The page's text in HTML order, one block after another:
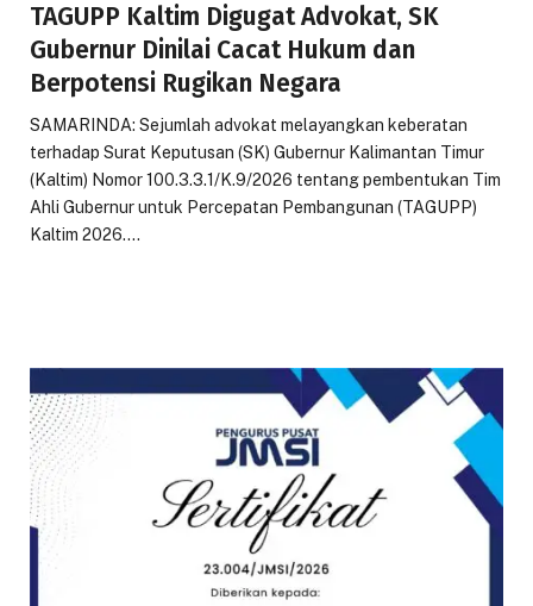
TAGUPP Kaltim Digugat Advokat, SK
Gubernur Dinilai Cacat Hukum dan
Berpotensi Rugikan Negara
SAMARINDA: Sejumlah advokat melayangkan keberatan
terhadap Surat Keputusan (SK) Gubernur Kalimantan Timur
(Kaltim) Nomor 100.3.3.1/K.9/2026 tentang pembentukan Tim
Ahli Gubernur untuk Percepatan Pembangunan (TAGUPP)
Kaltim 2026.…